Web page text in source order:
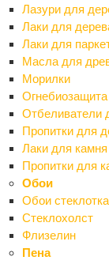
Лазури для
Лаки для
Лаки для
Масла для
Морилки
Огнебиозащита
Отбеливатели
Пропитки для
Лаки для камня
Пропитки для
Обои
Обои
Стеклохолст
Флизелин
Пена
Наборы
Ножницы по
Отбойные молотки
Отвертки
Перфораторы
Пилы
Плиткорезы
Пылесосы
Рубанки эл.
Сварочные
Фены технические
Фрезеры
Шлифмашины и
Штроборезы
Шуруповерты